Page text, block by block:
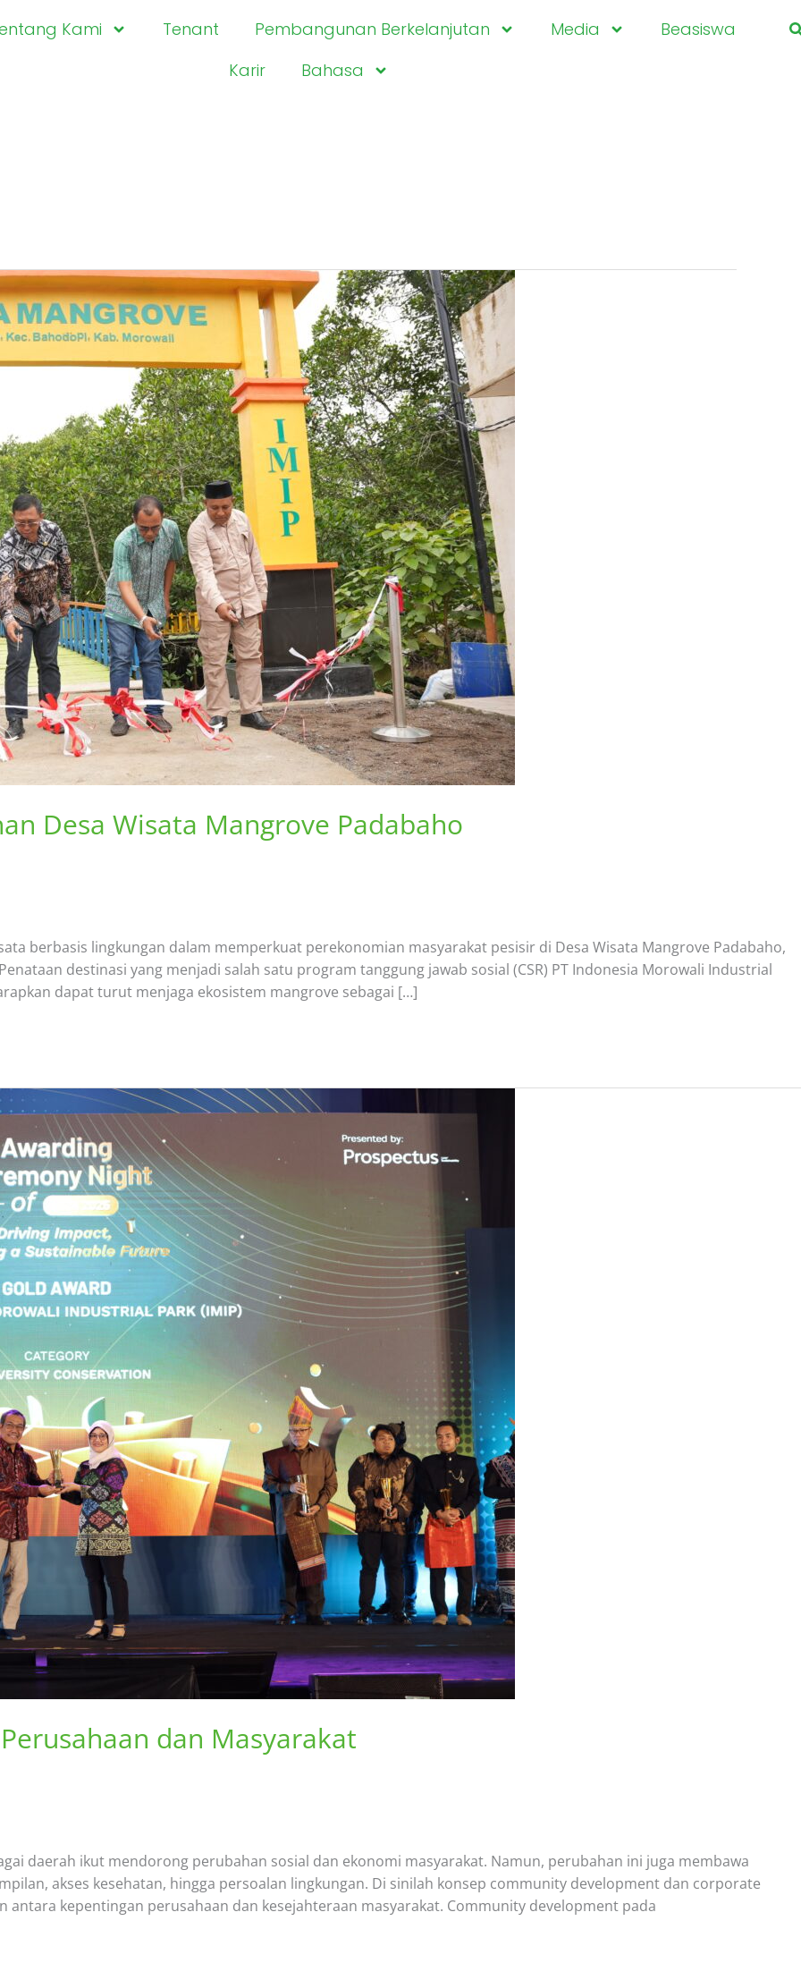
Kami Tenant Pembangunan Berkelanjutan Media
Beasiswa
Karir
Bahasa
Desa Wisata Mangrove Padabaho
berbasis lingkungan dalam memperkuat perekonomian masyarakat pesisir di Desa Wisata Mangrove Padabaho,
destinasi yang menjadi salah satu program tanggung jawab sosial (CSR) PT Indonesia Morowali Industrial
dapat turut menjaga ekosistem mangrove sebagai […]
dan Masyarakat
daerah ikut mendorong perubahan sosial dan ekonomi masyarakat. Namun, perubahan ini juga membawa
akses kesehatan, hingga persoalan lingkungan. Di sinilah konsep community development dan corporate
antara kepentingan perusahaan dan kesejahteraan masyarakat. Community development pada